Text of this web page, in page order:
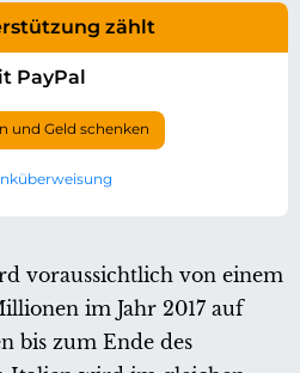
zählt
PayPal
und Geld schenken
voraussichtlich von einem
im Jahr 2017 auf
bis zum Ende des